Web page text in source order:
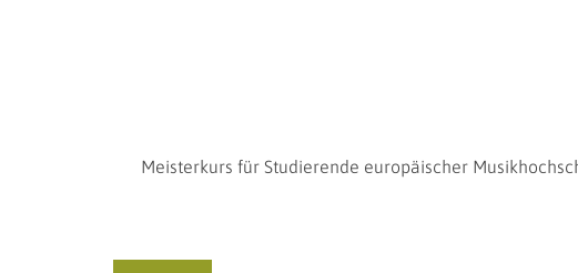
Meisterkurs für Studierende europäischer